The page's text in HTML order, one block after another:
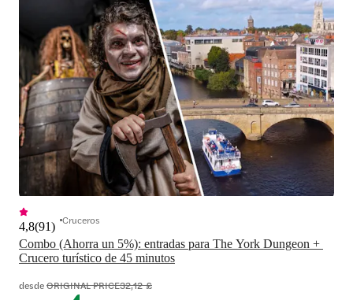
Combo (Ahorra un 5%): entradas para The York Dungeon +
Crucero turístico de 45 minutos
4,8(91) Cruceros
desdeORIGINAL PRICE32,12 £